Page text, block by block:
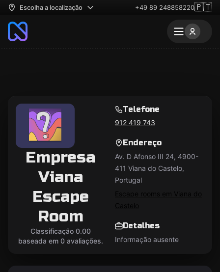
Escolha a localização +49 89 248858220🇵🇹
Empresa
Viana
Escape
Room
Classificação 0.00
baseada em 0 avaliações.
Telefone
912 419 743
Endereço
Av. D Afonso III 24, 4900-
411 Viana do Castelo,
Portugal
Escape rooms em Viana do
Castelo
Detalhes
Informação ausente